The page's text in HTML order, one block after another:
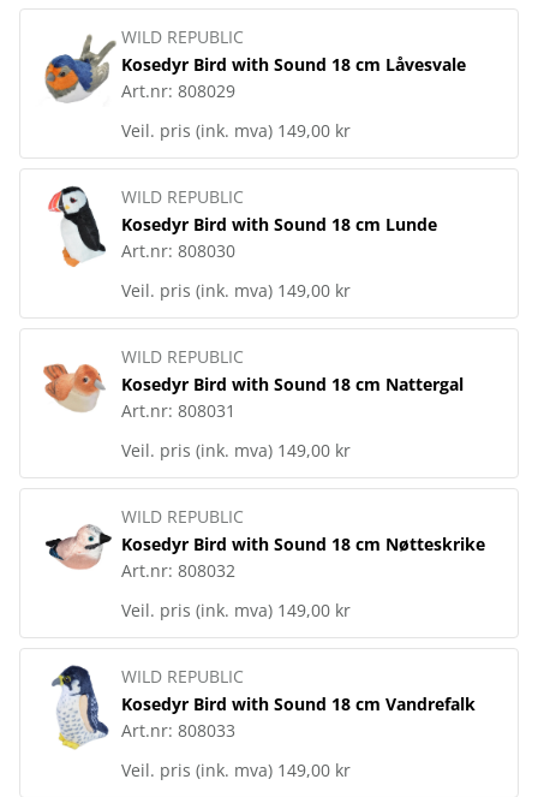
WILD REPUBLIC
Kosedyr Bird with Sound 18 cm Låvesvale
Art.nr: 808029
Veil. pris (ink. mva) 149,00 kr
WILD REPUBLIC
Kosedyr Bird with Sound 18 cm Lunde
Art.nr: 808030
Veil. pris (ink. mva) 149,00 kr
WILD REPUBLIC
Kosedyr Bird with Sound 18 cm Nattergal
Art.nr: 808031
Veil. pris (ink. mva) 149,00 kr
WILD REPUBLIC
Kosedyr Bird with Sound 18 cm Nøtteskrike
Art.nr: 808032
Veil. pris (ink. mva) 149,00 kr
WILD REPUBLIC
Kosedyr Bird with Sound 18 cm Vandrefalk
Art.nr: 808033
Veil. pris (ink. mva) 149,00 kr